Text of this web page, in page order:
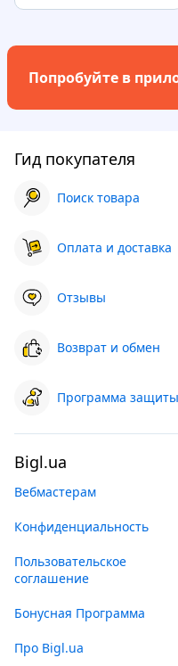
Попробуйте в
Гид покупателя
Поиск товара
Оплата и доставка
Отзывы
Возврат и обмен
Программа защиты
Bigl.ua
Вебмастерам
Конфиденциальность
Пользовательское
соглашение
Бонусная Программа
Про Bigl.ua